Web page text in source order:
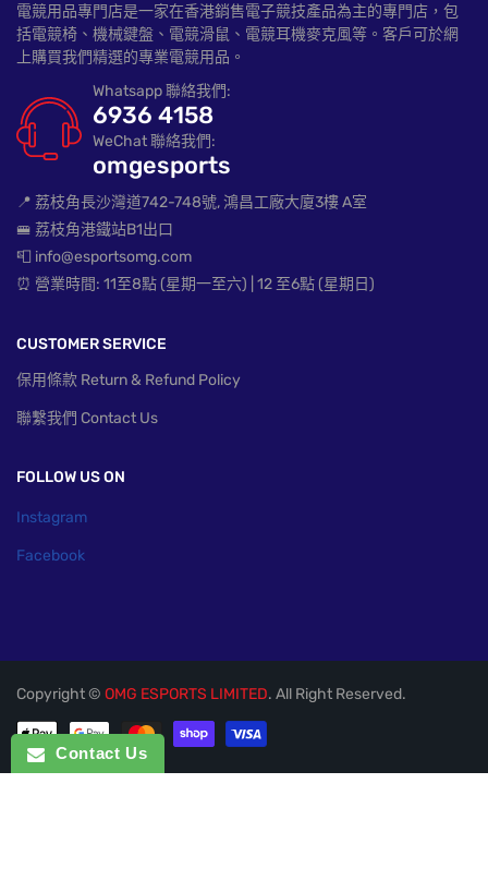
電競用品專門店是一家在香港銷售電子競技產品為主的專門店，包
括電競椅、機械鍵盤、電競滑鼠、電競耳機麥克風等。客戶可於網
上購買我們精選的專業電競用品。
Whatsapp 聯絡我們:
6936 4158
WeChat 聯絡我們:
omgesports
📍 荔枝角長沙灣道742-748號, 鴻昌工廠大廈3樓 A室
🚝 荔枝角港鐵站B1出口
📮 info@esportsomg.com
⏰ 營業時間: 11至8點 (星期一至六) | 12 至6點 (星期日)
CUSTOMER SERVICE
保用條款 Return & Refund Policy
聯繫我們 Contact Us
FOLLOW US ON
Instagram
Facebook
Copyright © OMG ESPORTS LIMITED. All Right Reserved.
付款方式
Contact Us